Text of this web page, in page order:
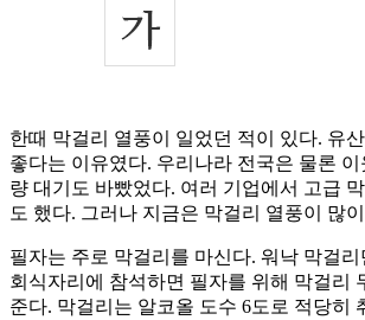
한때 막걸리 열풍이 일었던 적이 있다. 유
좋다는 이유였다. 우리나라 전국은 물론
량 대기도 바빴었다. 여러 기업에서 고급
도 했다. 그러나 지금은 막걸리 열풍이 많
필자는 주로 막걸리를 마신다. 워낙 막걸리
회식자리에 참석하면 필자를 위해 막걸리
준다. 막걸리는 알코올 도수 6도로 적당히